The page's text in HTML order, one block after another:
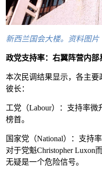
新西兰国会大楼。资料图片
政党支持率：右翼阵营内部
本次民调结果显示，各主
彼长：
工党（Labour）：支持率微
榜首。
国家党（National）：支持
对于党魁Christopher Luxon
无疑是一个危险信号。